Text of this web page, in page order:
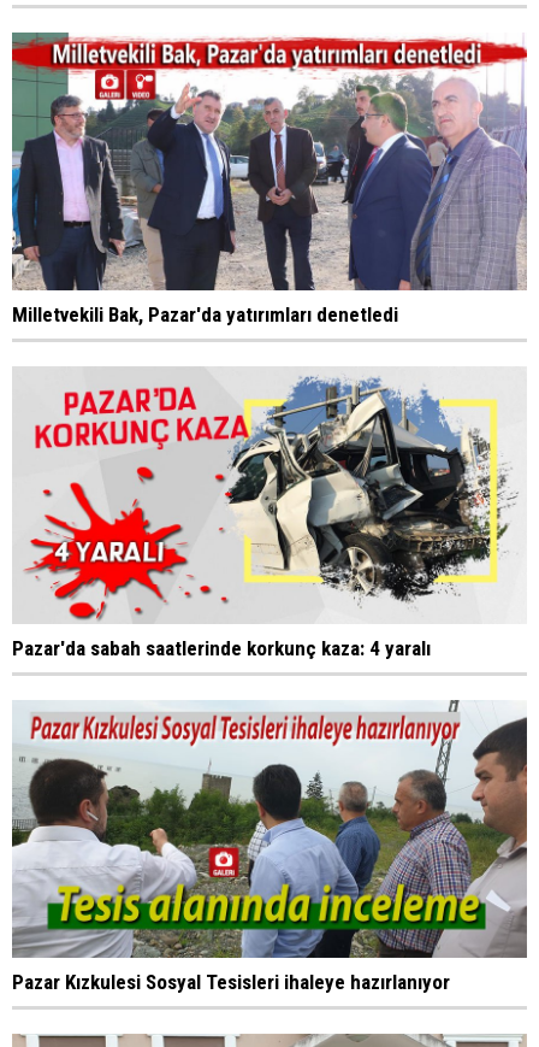
Milletvekili Bak, Pazar'da yatırımları denetledi
Pazar'da sabah saatlerinde korkunç kaza: 4 yaralı
Pazar Kızkulesi Sosyal Tesisleri ihaleye hazırlanıyor